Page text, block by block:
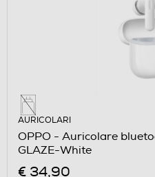
AURICOLARI
OPPO - Auricolare
GLAZE-White
€ 34,90